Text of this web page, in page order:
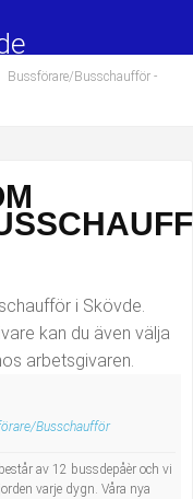
äldreboende
Bussförare/Busschaufför -
i Skövde.
kan du även välja
arbetsgivaren.
Busschaufför
av 12 bussdepåèr och vi
varje dygn. Våra nya